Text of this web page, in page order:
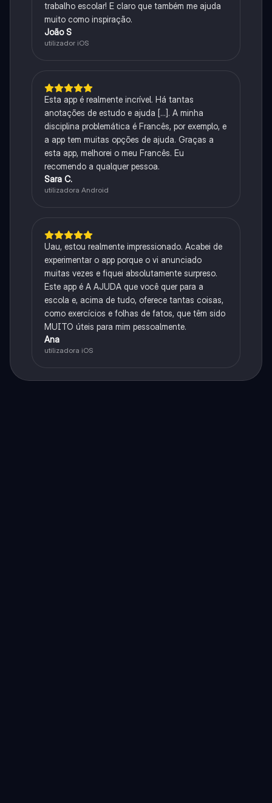
trabalho escolar! E claro que também me ajuda
muito como inspiração.
João S
utilizador iOS
Esta app é realmente incrível. Há tantas
anotações de estudo e ajuda [...]. A minha
disciplina problemática é Francês, por exemplo, e
a app tem muitas opções de ajuda. Graças a
esta app, melhorei o meu Francês. Eu
recomendo a qualquer pessoa.
Sara C.
utilizadora Android
Uau, estou realmente impressionado. Acabei de
experimentar o app porque o vi anunciado
muitas vezes e fiquei absolutamente surpreso.
Este app é A AJUDA que você quer para a
escola e, acima de tudo, oferece tantas coisas,
como exercícios e folhas de fatos, que têm sido
MUITO úteis para mim pessoalmente.
Ana
utilizadora iOS